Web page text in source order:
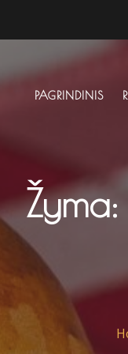
PAGRINDINIS
Žyma: